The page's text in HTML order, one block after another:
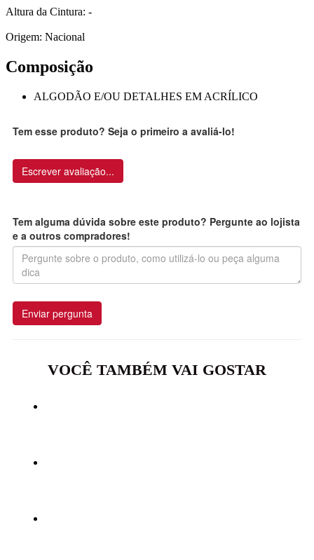
Altura da Cintura: -
Origem: Nacional
Composição
ALGODÃO E/OU DETALHES EM ACRÍLICO
Tem esse produto? Seja o primeiro a avaliá-lo!
Escrever avaliação...
Tem alguma dúvida sobre este produto? Pergunte ao lojista
e a outros compradores!
Enviar pergunta
VOCÊ TAMBÉM VAI GOSTAR